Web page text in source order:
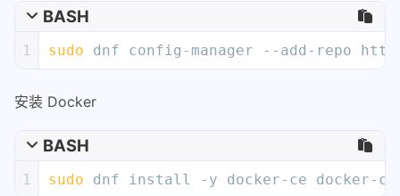
BASH
1 sudo dnf config-manager --add-repo
安装 Docker
BASH
1 sudo dnf install -y docker-ce docker-